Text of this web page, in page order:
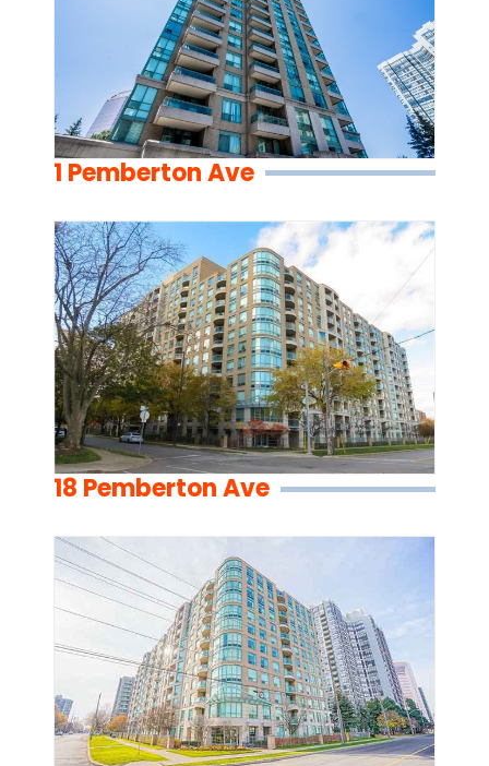
1 Pemberton Ave
18 Pemberton Ave